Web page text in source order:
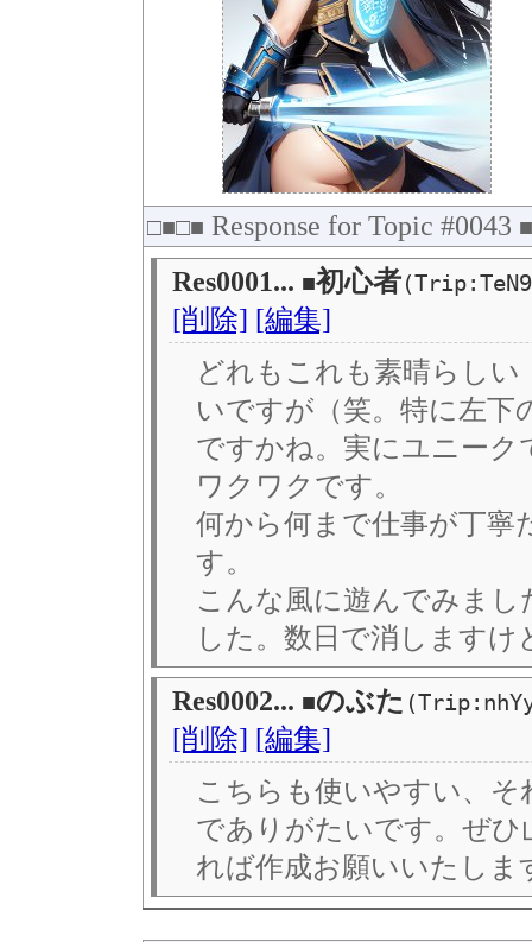
□■□■ Response for Topic #0043
Res0001... ■初心者
[削除] [編集]
どれもこれも素晴らし
いですが（笑。特に左下
ですかね。実にユニー
ワクワクです。
何から何まで仕事が丁寧
す。
こんな風に遊んでみま
した。数日で消します
Res0002... ■のぶた
[削除] [編集]
こちらも使いやすい、
でありがたいです。ぜひ
れば作成お願いいたしま